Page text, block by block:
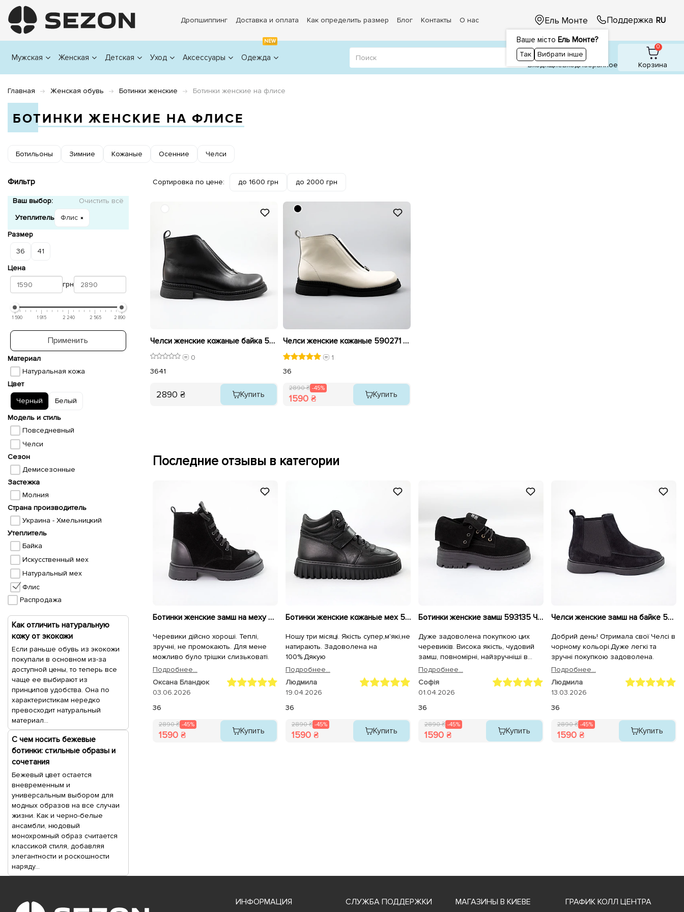
Дропшиппинг Доставка и оплата Как определить размер Блог Контакты О нас Ель Монте
Ваше місто Ель Монте?
Так Вибрати інше
Поддержка RU
Мужская Женская Детская Уход Аксессуары
NEW
Одежда
1
ВходящиеВходИзбранное
0
Корзина
Главная Женская обувь Ботинки женские Ботинки женские на флисе
БОТИНКИ ЖЕНСКИЕ НА ФЛИСЕ
Ботильоны Зимние Кожаные Осенние Челси
Фильтр
Ваш выбор:
Очистить всё
Утеплитель
Флис
Размер
36
41
Цена
грн
1 590 1 915 2 240 2 565 2 890
Применить
Материал
Натуральная кожа
Цвет
Черный
Белый
Модель и стиль
Повседневный
Челси
Сезон
Демисезонные
Застежка
Молния
Страна производитель
Украина - Хмельницкий
Утеплитель
Байка
Искусственный мех
Натуральный мех
Флис
Распродажа
Как отличить натуральную
кожу от экокожи
Если раньше обувь из экокожи
покупали в основном из-за
доступной цены, то теперь все
чаще ее выбирают из
принципов удобства. Она по
характеристикам нередко
превосходит натуральный
материал...
С чем носить бежевые
ботинки: стильные образы и
сочетания
Бежевый цвет остается
вневременным и
универсальным выбором для
модных образов на все случаи
жизни. Как и черно-белые
ансамбли, нюдовый
монохромный образ считается
классикой стиля, добавляя
элегантности и роскошности
наряду...
Сортировка по цене: до 1600 грн до 2000 грн
Челси женские кожаные байка 590272 Черные
0
3641
2890 ₴ Купить
Челси женские кожаные 590271 Молочные распродажа
1
36
2890 ₴ -45%
1590 ₴ Купить
Последние отзывы в категории
Ботинки женские замш на меху 592699 Черные
Черевики дійсно хороші. Теплі,
зручні, не промокають. Для мене
можливо було трішки слизьковаті.
Подробнее...
Оксана Бландюк
03.06.2026
36
2890 ₴ -45%
1590 ₴ Купить
Ботинки женские кожаные мех 591097 Черные
Ношу три місяці. Якість супер,м'які,не
натирають. Задоволена на
100%.Дякую
Подробнее...
Людмила
19.04.2026
36
2890 ₴ -45%
1590 ₴ Купить
Ботинки женские замш 593135 Черные
Дуже задоволена покупкою цих
черевиків. Висока якість, чудовий
замш, повномірні, найзручніші в
носінні, виглядають в житті навіть
краще, чим на фото та відео. Тому,
рекомендую цей товар до покупки!
Подробнее...
Софія
01.04.2026
36
2890 ₴ -45%
1590 ₴ Купить
Челси женские замш на байке 592644 Черные
Добрий день! Отримала свої Челсі в
чорному кольорі.Дуже легкі та
зручні покупкою задоволена.
Подробнее...
Людмила
13.03.2026
36
2890 ₴ -45%
1590 ₴ Купить
ИНФОРМАЦИЯ СЛУЖБА ПОДДЕРЖКИ МАГАЗИНЫ В КИЕВЕ ГРАФИК КОЛЛ ЦЕНТРА